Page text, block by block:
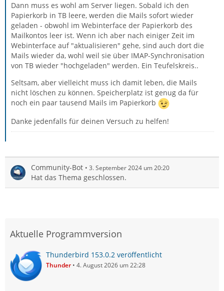
Dann muss es wohl am Server liegen. Sobald ich den
Papierkorb in TB leere, werden die Mails sofort wieder
geladen - obwohl im Webinterface der Papierkorb des
Mailkontos leer ist. Wenn ich aber nach einiger Zeit im
Webinterface auf "aktualisieren" gehe, sind auch dort die
Mails wieder da, wohl weil sie über IMAP-Synchronisation
von TB wieder "hochgeladen" werden. Ein Teufelskreis..
Seltsam, aber vielleicht muss ich damit leben, die Mails
nicht löschen zu können. Speicherplatz ist genug da für
noch ein paar tausend Mails im Papierkorb
Danke jedenfalls für deinen Versuch zu helfen!
Community-Bot 3. September 2024 um 20:20
Hat das Thema geschlossen.
Aktuelle Programmversion
Thunderbird 153.0.2 veröffentlicht
Thunder 4. August 2026 um 22:28